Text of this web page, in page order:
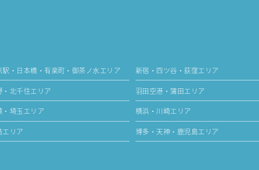
駅・日本橋・有楽町・御茶ノ水エリア 新宿・四ツ谷・荻窪エリア
・北千住エリア 羽田空港・蒲田エリア
・埼玉エリア 横浜・川崎エリア
エリア 博多・天神・鹿児島エリア